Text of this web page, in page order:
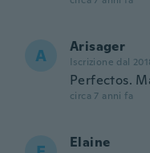
A Arisager
Iscrizione dal
Perfectos.
circa 7 anni fa
Elaine